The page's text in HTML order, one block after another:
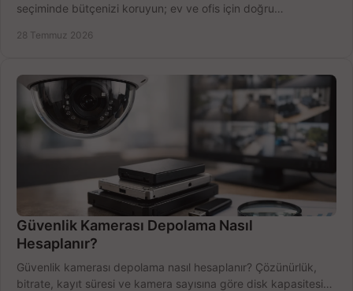
seçiminde bütçenizi koruyun; ev ve ofis için doğru
28 Temmuz 2026
Güvenlik Kamerası Depolama Nasıl
Hesaplanır?
Güvenlik kamerası depolama nasıl hesaplanır? Çözünürlük,
bitrate, kayıt süresi ve kamera sayısına göre disk kapasitesini